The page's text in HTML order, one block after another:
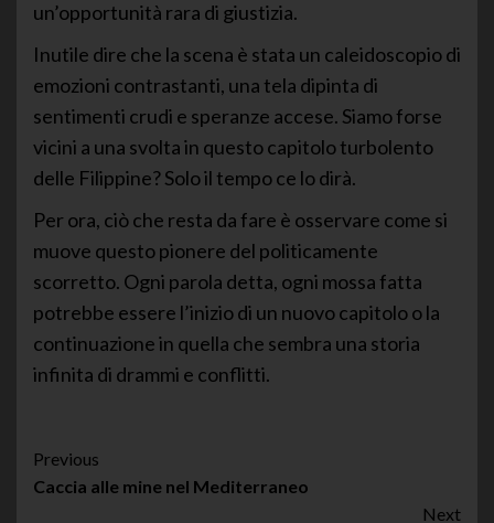
un’opportunità rara di giustizia.
Inutile dire che la scena è stata un caleidoscopio di
emozioni contrastanti, una tela dipinta di
sentimenti crudi e speranze accese. Siamo forse
vicini a una svolta in questo capitolo turbolento
delle Filippine? Solo il tempo ce lo dirà.
Per ora, ciò che resta da fare è osservare come si
muove questo pionere del politicamente
scorretto. Ogni parola detta, ogni mossa fatta
potrebbe essere l’inizio di un nuovo capitolo o la
continuazione in quella che sembra una storia
infinita di drammi e conflitti.
Post
Navigation
Previous
Caccia alle mine nel Mediterraneo
Next